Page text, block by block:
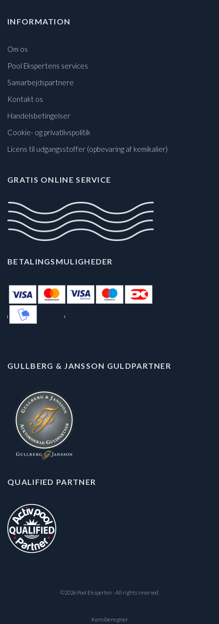
INFORMATION
Om os
Pool Ekspertens services
Samarbejdspartnere
Kontakt os
Handelsbetingelser
Cookie- og privatlivspolitik
Licens til udgangsstoffer (opbevaring af kemikalier)
GRATIS ONLINE SERVICE
BETALINGSMULIGHEDER
GULLBERG & JANSSON GULDPARTNER
QUALIFIED PARTNER
©2026 Pool Eksperten · All rights reserved.
Kemiberegner